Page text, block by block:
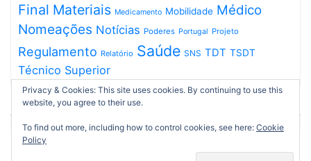
Final Materiais Medicamento Mobilidade Médico
Nomeações Notícias Poderes Portugal Projeto
Regulamento Relatório Saúde SNS TDT TSDT
Técnico Superior
Privacy & Cookies: This site uses cookies. By continuing to use this
website, you agree to their use.
To find out more, including how to control cookies, see here: Cookie
Policy